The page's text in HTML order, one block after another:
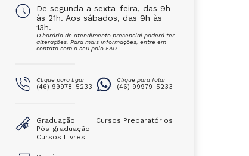
De segunda a sexta-feira, das 9h
às 21h. Aos sábados, das 9h às
13h.
O horário de atendimento presencial poderá ter
alterações. Para mais informações, entre em
contato com o seu polo EAD.
Clique para ligar
(46) 99978-5233
Clique para falar
(46) 99979-5233
Graduação
Pós-graduação
Cursos Livres
Cursos Preparatórios